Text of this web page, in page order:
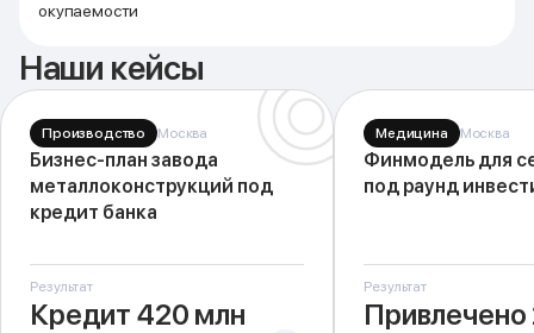
окупаемости
Наши кейсы
Производство Москва
Бизнес-план завода
металлоконструкций под
кредит банка
Результат
Кредит 420 млн
Медицина Москва
Финмодель для
под раунд
Результат